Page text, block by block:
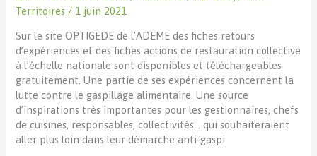
Territoires / 1 juin 2021
Sur le site OPTIGEDE de l’ADEME des fiches retours
d’expériences et des fiches actions de restauration collective
à l’échelle nationale sont disponibles et téléchargeables
gratuitement. Une partie de ses expériences concernent la
lutte contre le gaspillage alimentaire. Une source
d’inspirations très importantes pour les gestionnaires, chefs
de cuisines, responsables, collectivités… qui souhaiteraient
aller plus loin dans leur démarche anti-gaspi.